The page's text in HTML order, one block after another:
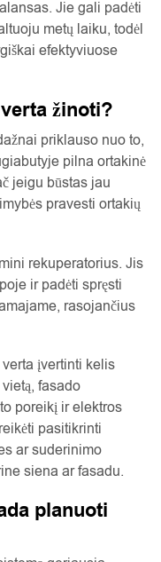
Jie gali padėti
metų laiku, todėl
efektyviuose
žinoti?
priklauso nuo to,
pilna ortakinė
jeigu būstas jau
pravesti ortakių
rekuperatorius. Jis
ir padėti spręsti
rasojančius
įvertinti kelis
fasado
poreikį ir elektros
pasitikrinti
ar suderinimo
siena ar fasadu.
planuoti